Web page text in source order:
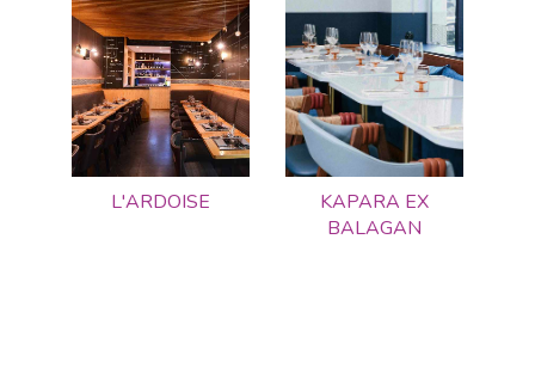
L'ARDOISE
KAPARA EX
BALAGAN